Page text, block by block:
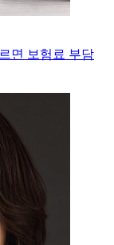
면 보험료 부담